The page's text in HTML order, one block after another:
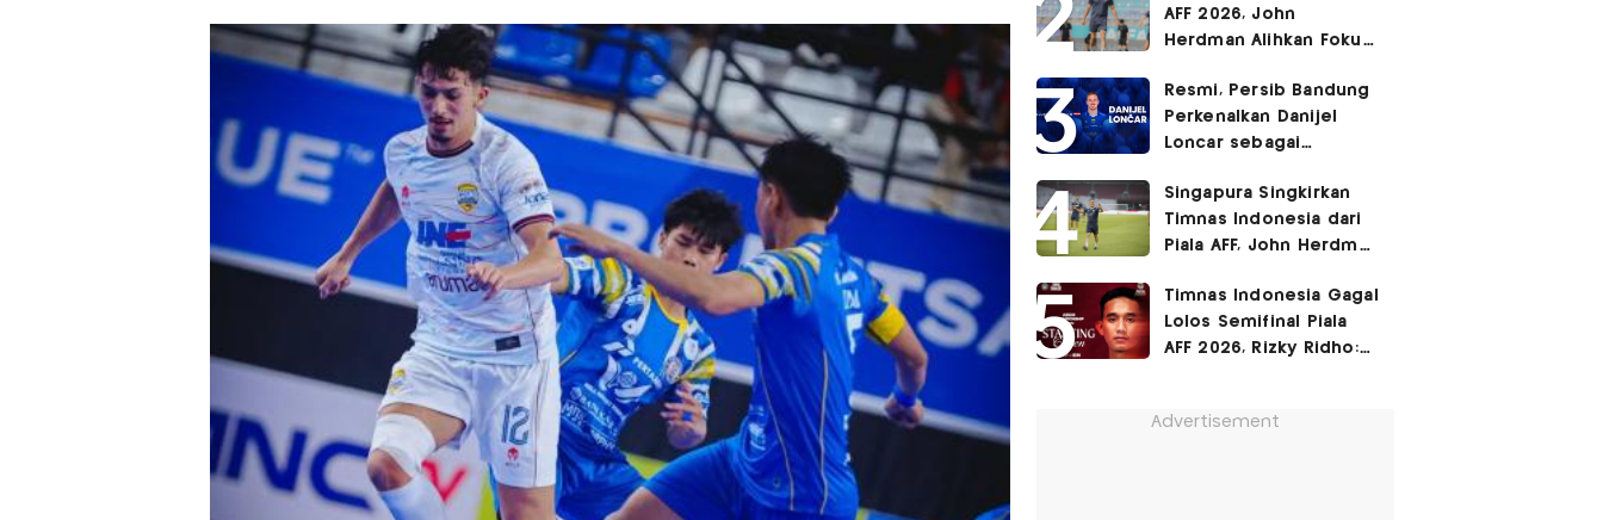
AFF 2026, John
Herdman Alihkan Fokus
FIFA ASEAN Cup
Resmi, Persib Bandung
Perkenalkan Danijel
Loncar sebagai
Singapura Singkirkan
Timnas Indonesia dari
Piala AFF, John Herdman
FIFA ASEAN Cup 2026
Timnas Indonesia Gagal
Lolos Semifinal Piala
AFF 2026, Rizky Ridho:
Advertisement